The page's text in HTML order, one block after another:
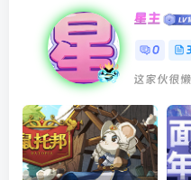
星主
0
这家伙很